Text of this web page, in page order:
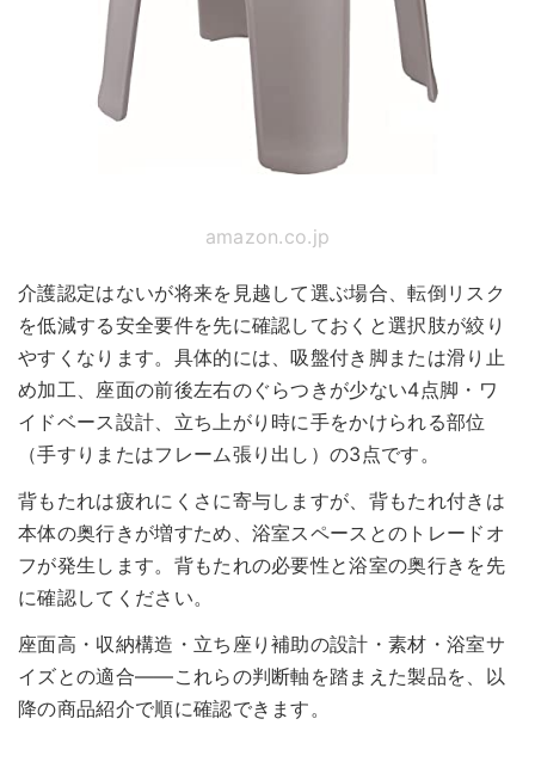
amazon.co.jp
介護認定はないが将来を見越して選ぶ場合、転倒リスク
を低減する安全要件を先に確認しておくと選択肢が絞り
やすくなります。具体的には、吸盤付き脚または滑り止
め加工、座面の前後左右のぐらつきが少ない4点脚・ワ
イドベース設計、立ち上がり時に手をかけられる部位
（手すりまたはフレーム張り出し）の3点です。
背もたれは疲れにくさに寄与しますが、背もたれ付きは
本体の奥行きが増すため、浴室スペースとのトレードオ
フが発生します。背もたれの必要性と浴室の奥行きを先
に確認してください。
座面高・収納構造・立ち座り補助の設計・素材・浴室サ
イズとの適合——これらの判断軸を踏まえた製品を、以
降の商品紹介で順に確認できます。